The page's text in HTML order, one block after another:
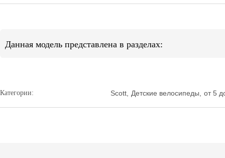
Данная модель представлена в разделах:
Категории: Scott Детские велосипеды от 5